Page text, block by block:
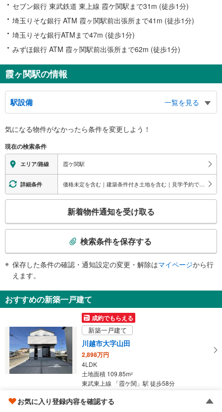
セブン銀行 東武鉄道 東上線 霞ケ関駅まで31m (徒歩1分)
埼玉りそな銀行 ATM 霞ヶ関駅前出張所まで41m (徒歩1分)
埼玉りそな銀行ATMまで47m (徒歩1分)
みずほ銀行 ATM 霞ヶ関駅前出張所まで62m (徒歩1分)
霞ヶ関駅の情報
駅設備
一覧を見る
※段差なしでの移動経路
地上⇔改札⇔ホーム：○
エレベータ
・ホーム⇔改札
・改札⇔北口
・改札⇔南口
エスカレータ
・改札⇔北口
・改札⇔南口
《多機能トイレ》
・改札内
・北口１Ｆ
・点字案内（券売機・手すり等）
・ＡＥＤ
気になる物件がなかったら条件を変更しよう！
現在の検索条件
エリア/路線 霞ケ関駅
詳細条件 価格未定を含む｜建築条件付き土地を含む｜見学予約できる物件
検
知
を
け
取
る
・
条
マ
新着物件通知を受け取る
検索条件を保存する
保存した条件の確認・通知設定の変更・解除はマイページから行
えます。
おすすめの新築一戸建て
成約でもらえる
新築一戸建て
川越市大字山田
2,898万円
4LDK
土地面積 109.85m2
東武東上線 「霞ケ関」駅 徒歩58分
新築一戸建て
お気に入り登録内容を確認する